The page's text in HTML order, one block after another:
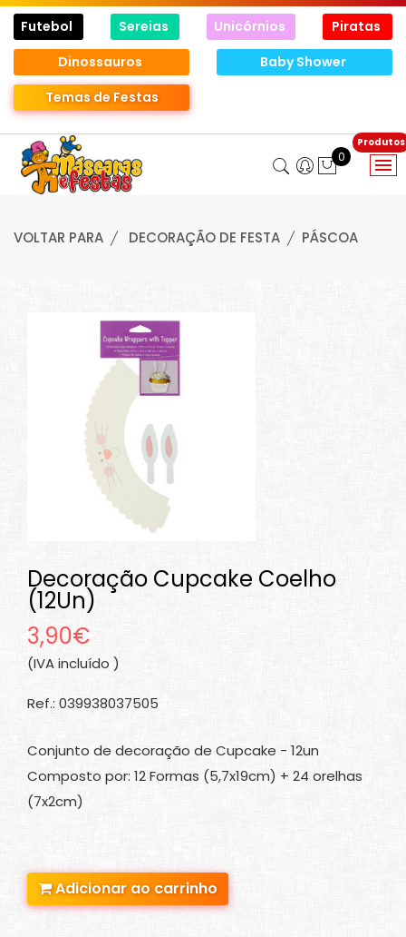
Futebol Sereias Unicórnios
Piratas
Dinossauros
Baby Shower
Temas de Festas
0
VOLTAR PARA DECORAÇÃO DE FESTA PÁSCOA
Decoração Cupcake Coelho
(12Un)
3,90€
(IVA incluído )
Ref.: 039938037505
Conjunto de decoração de Cupcake - 12un
Composto por: 12 Formas (5,7x19cm) + 24 orelhas
(7x2cm)
Adicionar ao carrinho